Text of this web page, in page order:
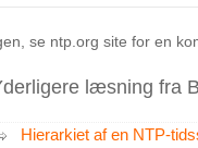
se ntp.org site for en
læsning fra
Hierarkiet af en NTP-